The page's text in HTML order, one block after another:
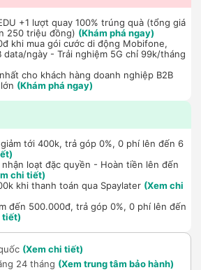
+1 lượt quay 100% trúng quà (tổng giá
250 triệu đồng) (Khám phá ngay)
khi mua gói cước di động Mobifone,
data/ngày - Trải nghiệm 5G chỉ 99k/tháng
cho khách hàng doanh nghiệp B2B
(Khám phá ngay)
tới 400k, trả góp 0%, 0 phí lên đến 6
loạt đặc quyền - Hoàn tiền lên đến
chi tiết)
khi thanh toán qua Spaylater (Xem chi
đến 500.000đ, trả góp 0%, 0 phí lên đến
tiết)
(Xem chi tiết)
24 tháng (Xem trung tâm bảo hành)